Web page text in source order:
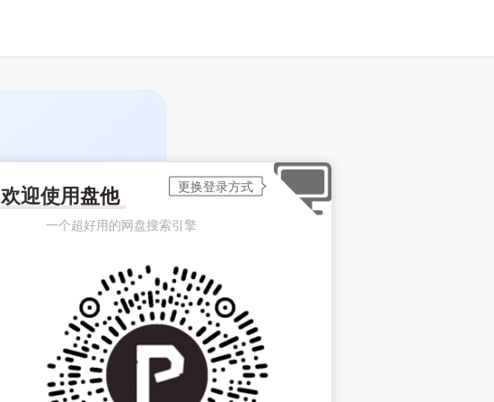
欢迎使用盘他
一个超好用的网盘搜索引擎